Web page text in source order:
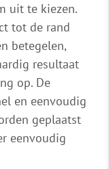
uit te kiezen.
tot de rand
betegelen,
resultaat
op. De
en eenvoudig
geplaatst
eenvoudig